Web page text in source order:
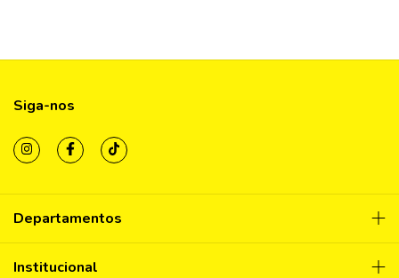
Siga-nos
Departamentos
Institucional